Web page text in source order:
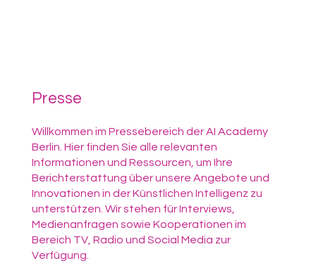
Presse
Willkommen im Pressebereich der AI Academy
Berlin. Hier finden Sie alle relevanten
Informationen und Ressourcen, um Ihre
Berichterstattung über unsere Angebote und
Innovationen in der Künstlichen Intelligenz zu
unterstützen. Wir stehen für Interviews,
Medienanfragen sowie Kooperationen im
Bereich TV, Radio und Social Media zur
Verfügung.